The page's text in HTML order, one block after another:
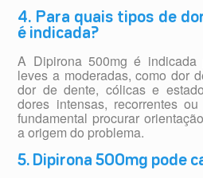
4. Para quais tipos de
é indicada?
A Dipirona 500mg é
leves a moderadas, como dor
dor de dente, cólicas e
dores intensas, recorrentes
fundamental procurar
a origem do problema.
5. Dipirona 500mg pode